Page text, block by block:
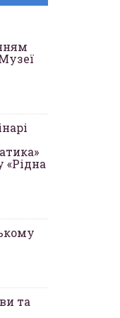
«Рідна
та